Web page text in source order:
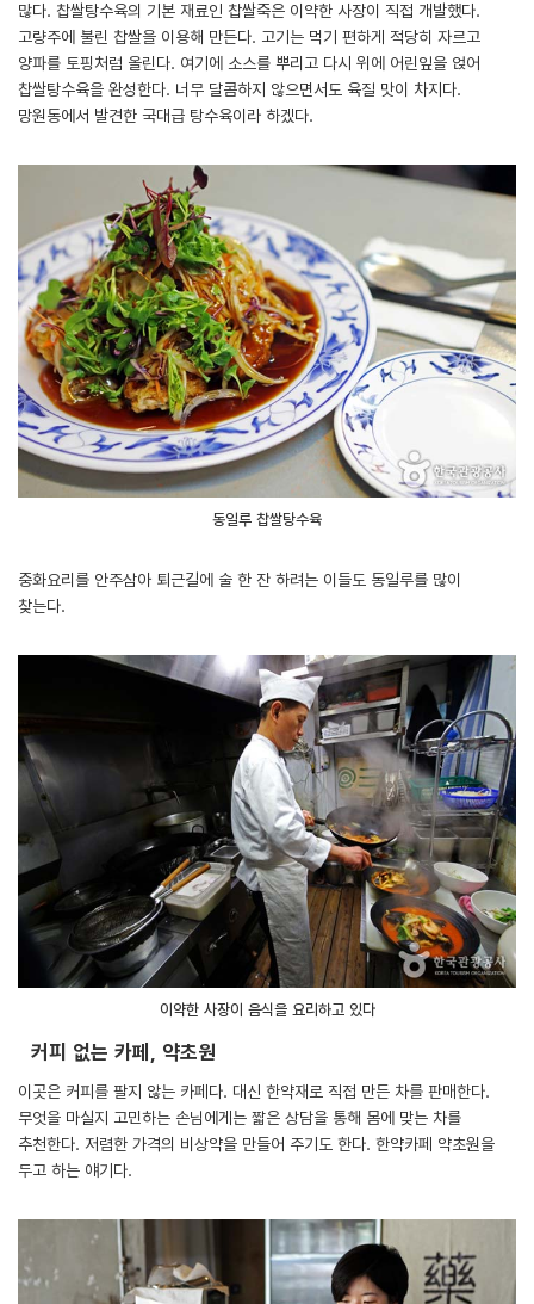
많다. 찹쌀탕수육의 기본 재료인 찹쌀죽은 이약한 사장이 직접 개발했다.
고량주에 불린 찹쌀을 이용해 만든다. 고기는 먹기 편하게 적당히 자르고
양파를 토핑처럼 올린다. 여기에 소스를 뿌리고 다시 위에 어린잎을 얹어
찹쌀탕수육을 완성한다. 너무 달콤하지 않으면서도 육질 맛이 차지다.
망원동에서 발견한 국대급 탕수육이라 하겠다.
동일루 찹쌀탕수육
중화요리를 안주삼아 퇴근길에 술 한 잔 하려는 이들도 동일루를 많이
찾는다.
이약한 사장이 음식을 요리하고 있다
커피 없는 카페, 약초원
이곳은 커피를 팔지 않는 카페다. 대신 한약재로 직접 만든 차를 판매한다.
무엇을 마실지 고민하는 손님에게는 짧은 상담을 통해 몸에 맞는 차를
추천한다. 저렴한 가격의 비상약을 만들어 주기도 한다. 한약카페 약초원을
두고 하는 얘기다.